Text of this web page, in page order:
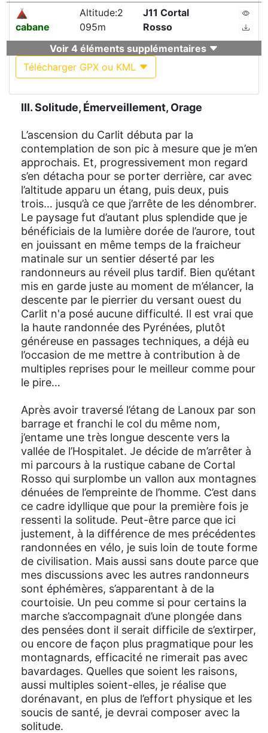
cabane
Altitude:2
095m
J11 Cortal
Rosso
Voir 4 éléments supplémentaires
Télécharger GPX ou KML
III. Solitude, Émerveillement, Orage
L’ascension du Carlit débuta par la
contemplation de son pic à mesure que je m’en
approchais. Et, progressivement mon regard
s’en détacha pour se porter derrière, car avec
l’altitude apparu un étang, puis deux, puis
trois… jusqu’à ce que j’arrête de les dénombrer.
Le paysage fut d’autant plus splendide que je
bénéficiais de la lumière dorée de l’aurore, tout
en jouissant en même temps de la fraicheur
matinale sur un sentier déserté par les
randonneurs au réveil plus tardif. Bien qu’étant
mis en garde juste au moment de m’élancer, la
descente par le pierrier du versant ouest du
Carlit n'a posé aucune difficulté. Il est vrai que
la haute randonnée des Pyrénées, plutôt
généreuse en passages techniques, a déjà eu
l’occasion de me mettre à contribution à de
multiples reprises pour le meilleur comme pour
le pire…
Après avoir traversé l’étang de Lanoux par son
barrage et franchi le col du même nom,
j’entame une très longue descente vers la
vallée de l’Hospitalet. Je décide de m’arrêter à
mi parcours à la rustique cabane de Cortal
Rosso qui surplombe un vallon aux montagnes
dénuées de l’empreinte de l’homme. C’est dans
ce cadre idyllique que pour la première fois je
ressenti la solitude. Peut-être parce que ici
justement, à la différence de mes précédentes
randonnées en vélo, je suis loin de toute forme
de civilisation. Mais aussi sans doute parce que
mes discussions avec les autres randonneurs
sont éphémères, s’apparentant à de la
courtoisie. Un peu comme si pour certains la
marche s’accompagnait d’une plongée dans
des pensées dont il serait difficile de s’extirper,
ou encore de façon plus pragmatique pour les
montagnards, efficacité ne rimerait pas avec
bavardages. Quelles que soient les raisons,
aussi multiples soient-elles, je réalise que
dorénavant, en plus de l’effort physique et les
soucis de santé, je devrai composer avec la
solitude.